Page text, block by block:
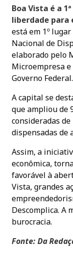
Boa Vista é a
liberdade para
está em 1º
Nacional de
elaborado pelo
Microempresa e
Governo Federal.
A capital se
que ampliou de
consideradas
dispensadas de
Assim, a
econômica,
favorável à
Vista, grandes
Descomplica. A
burocracia.
Fonte: Da